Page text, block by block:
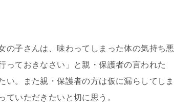
の子さんは、味わってしまった体の気持ち悪
っておきなさい」と親・保護者の言われた
い。また親・保護者の方は仮に漏らしてしま
ていただきたいと切に思う。